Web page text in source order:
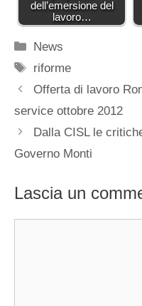
dell’emersione del
lavoro…
Categorie
News
Tag
riforme
Offerta di lavoro
service ottobre 2012
Dalla CISL le
Governo Monti
Lascia un